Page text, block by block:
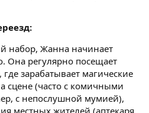
набор, Жанна начинает
Она регулярно посещает
, где зарабатывает магические
сцене (часто с комичными
с непослушной мумией),
местных жителей (аптекаря